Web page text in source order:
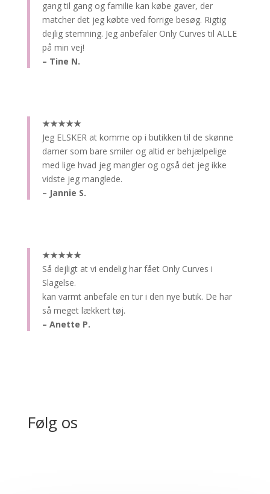
gang til gang og familie kan købe gaver, der
matcher det jeg købte ved forrige besøg. Rigtig
dejlig stemning. Jeg anbefaler Only Curves til ALLE
på min vej!
– Tine N.
★★★★★
Jeg ELSKER at komme op i butikken til de skønne
damer som bare smiler og altid er behjælpelige
med lige hvad jeg mangler og også det jeg ikke
vidste jeg manglede.
– Jannie S.
★★★★★
Så dejligt at vi endelig har fået Only Curves i
Slagelse.
kan varmt anbefale en tur i den nye butik. De har
så meget lækkert tøj.
– Anette P.
Følg os